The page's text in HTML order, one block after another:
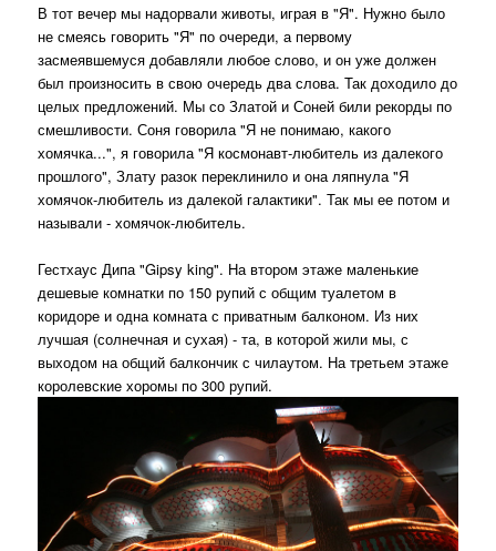
В тот вечер мы надорвали животы, играя в "Я". Нужно было
не смеясь говорить "Я" по очереди, а первому
засмеявшемуся добавляли любое слово, и он уже должен
был произносить в свою очередь два слова. Так доходило до
целых предложений. Мы со Златой и Соней били рекорды по
смешливости. Соня говорила "Я не понимаю, какого
хомячка...", я говорила "Я космонавт-любитель из далекого
прошлого", Злату разок переклинило и она ляпнула "Я
хомячок-любитель из далекой галактики". Так мы ее потом и
называли - хомячок-любитель.
Гестхаус Дипа "Gipsy king". На втором этаже маленькие
дешевые комнатки по 150 рупий с общим туалетом в
коридоре и одна комната с приватным балконом. Из них
лучшая (солнечная и сухая) - та, в которой жили мы, с
выходом на общий балкончик с чилаутом. На третьем этаже
королевские хоромы по 300 рупий.